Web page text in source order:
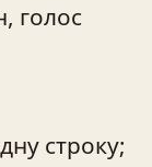
голос
строку;